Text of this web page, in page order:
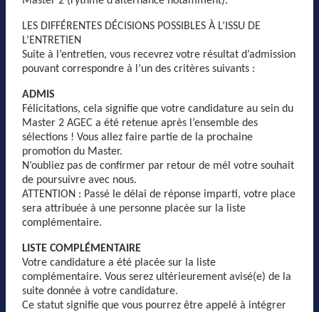
LES DIFFÉRENTES DÉCISIONS POSSIBLES À L’ISSU DE
L’ENTRETIEN
Suite à l’entretien, vous recevrez votre résultat d’admission
pouvant correspondre à l’un des critères suivants :
ADMIS
Félicitations, cela signifie que votre candidature au sein du
Master 2 AGEC a été retenue après l’ensemble des
sélections ! Vous allez faire partie de la prochaine
promotion du Master.
N’oubliez pas de confirmer par retour de mél votre souhait
de poursuivre avec nous.
ATTENTION : Passé le délai de réponse imparti, votre place
sera attribuée à une personne placée sur la liste
complémentaire.
LISTE COMPLÉMENTAIRE
Votre candidature a été placée sur la liste
complémentaire. Vous serez ultérieurement avisé(e) de la
suite donnée à votre candidature.
Ce statut signifie que vous pourrez être appelé à intégrer